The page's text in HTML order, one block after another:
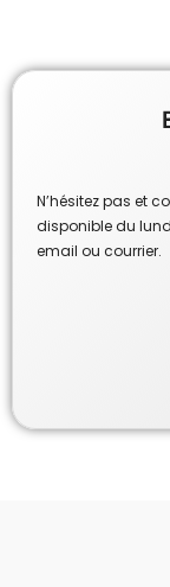
N’hésitez pas et
disponible du
email ou courrier.